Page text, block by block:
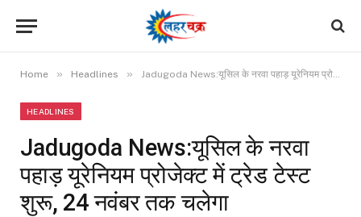
Home » Headlines » Jadugoda News:यूसिल के नरवा पहाड़ यूरेनियम प्रोजेक्ट में ट्रेड टेस्ट शुरू, 24 नवंबर तक चलेगा
HEADLINES
Jadugoda News:यूसिल के नरवा
पहाड़ यूरेनियम प्रोजेक्ट में ट्रेड टेस्ट
शुरू, 24 नवंबर तक चलेगा